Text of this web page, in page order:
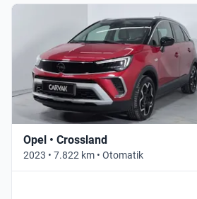
Opel • Crossland
2023 • 7.822 km • Otomatik